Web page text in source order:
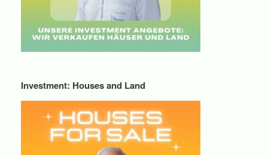
Investment: Houses and Land